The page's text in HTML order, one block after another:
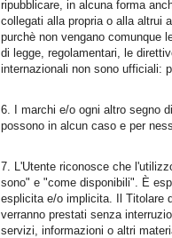
ripubblicare, in alcuna forma
collegati alla propria o alla altrui
purchè non vengano comunque
di legge, regolamentari, le
internazionali non sono ufficiali:
I marchi e/o ogni altro segno
possono in alcun caso e per
L'Utente riconosce che
sono" e "come disponibili". È
esplicita e/o implicita. Il Titolare
verranno prestati senza
servizi, informazioni o altri